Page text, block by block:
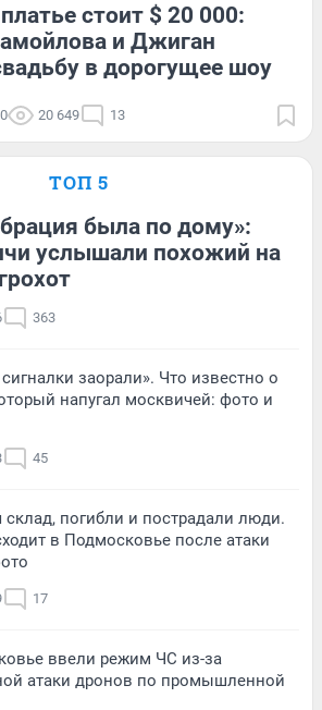
стоит $ 20 000:
и Джиган
в дорогущее шоу
20 649 13
ТОП 5
была по дому»:
услышали похожий на
363
заорали». Что известно о
напугал москвичей: фото и
45
склад, погибли и пострадали люди.
в Подмосковье после атаки
17
ввели режим ЧС из-за
атаки дронов по промышленной